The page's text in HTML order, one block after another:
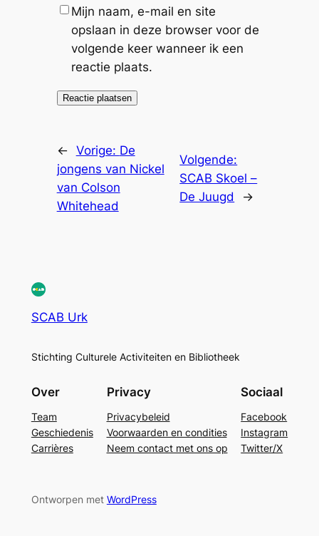
Mijn naam, e-mail en site
opslaan in deze browser voor de
volgende keer wanneer ik een
reactie plaats.
← Vorige: De
jongens van Nickel
van Colson
Whitehead
Volgende:
SCAB Skoel –
De Juugd
→
SCAB Urk
Stichting Culturele Activiteiten en Bibliotheek
Over
Team
Geschiedenis
Carrières
Privacy
Privacybeleid
Voorwaarden en condities
Neem contact met ons op
Sociaal
Facebook
Instagram
Twitter/X
Ontworpen met WordPress